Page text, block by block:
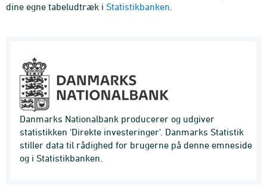
dine egne tabeludtræk i Statistikbanken
Danmarks Nationalbank producerer og udgiver
statistikken 'Direkte investeringer'. Danmarks Statistik
stiller data til rådighed for brugerne på denne emneside
og i Statistikbanken.